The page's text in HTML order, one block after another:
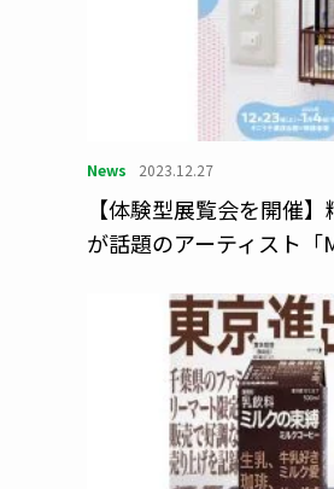
News 2023.12.27
【体験型展覧会を開催
が話題のアーティスト「